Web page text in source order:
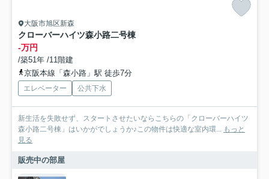
大阪市旭区新森
クローバーハイツ森小路二号棟
-万円
/築51年 /11階建
京阪本線「森小路」駅 徒歩7分
エレベーター 公共下水
新生活を失敗せず、スタートさせたいならこちらの「クローバーハイツ
森小路二号棟」はいかがでしょうか♪この物件は快適な室内環... もっと
見る
販売中の部屋